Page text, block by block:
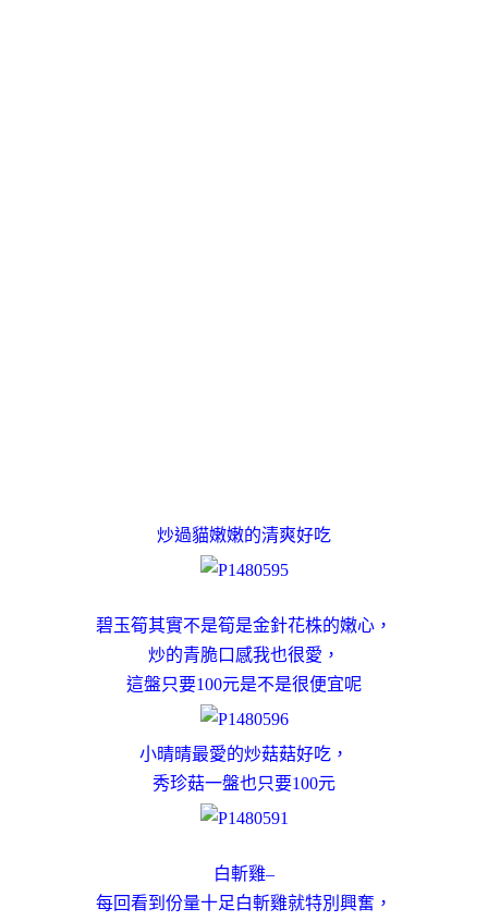
炒過貓嫩嫩的清爽好吃
碧玉筍其實不是筍是金針花株的嫩心，
炒的青脆口感我也很愛，
這盤只要100元是不是很便宜呢
小晴晴最愛的炒菇菇好吃，
秀珍菇一盤也只要100元
白斬雞–
每回看到份量十足白斬雞就特別興奮，